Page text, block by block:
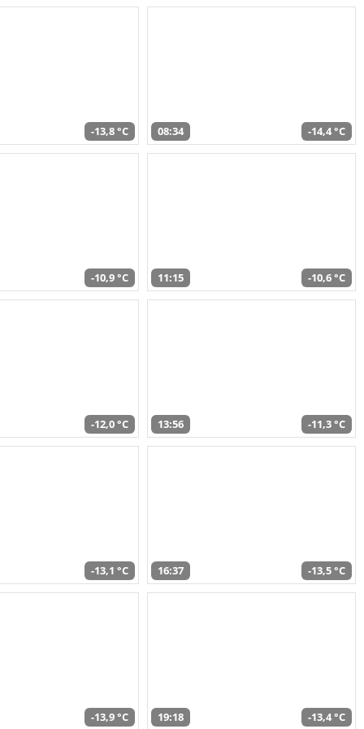
-13,8 °C 08:34 -14,4 °C
-10,9 °C 11:15 -10,6 °C
-12,0 °C 13:56 -11,3 °C
-13,1 °C 16:37 -13,5 °C
-13,9 °C 19:18 -13,4 °C